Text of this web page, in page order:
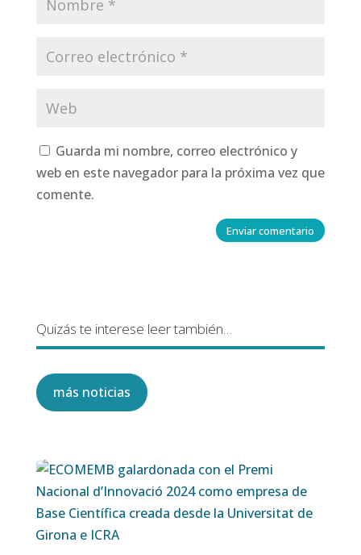
Guarda mi nombre, correo electrónico y
web en este navegador para la próxima vez que
comente.
Enviar comentario
Quizás te interese leer también…
más noticias